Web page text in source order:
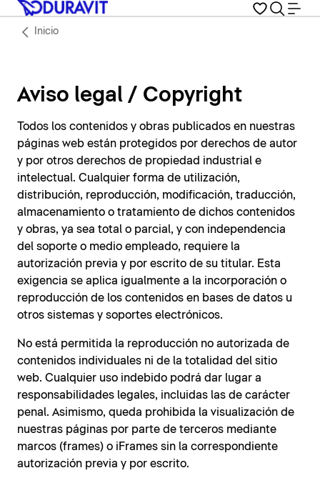
Inicio
Aviso legal / Copyright
Todos los contenidos y obras publicados en nuestras
páginas web están protegidos por derechos de autor
y por otros derechos de propiedad industrial e
intelectual. Cualquier forma de utilización,
distribución, reproducción, modificación, traducción,
almacenamiento o tratamiento de dichos contenidos
y obras, ya sea total o parcial, y con independencia
del soporte o medio empleado, requiere la
autorización previa y por escrito de su titular. Esta
exigencia se aplica igualmente a la incorporación o
reproducción de los contenidos en bases de datos u
otros sistemas y soportes electrónicos.
No está permitida la reproducción no autorizada de
contenidos individuales ni de la totalidad del sitio
web. Cualquier uso indebido podrá dar lugar a
responsabilidades legales, incluidas las de carácter
penal. Asimismo, queda prohibida la visualización de
nuestras páginas por parte de terceros mediante
marcos (frames) o iFrames sin la correspondiente
autorización previa y por escrito.